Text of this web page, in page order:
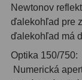
SII2
Planetárne
Farebné66
Newtonov
ďalekohľad pre
ďalekohľad má
Optika 150/750:
Numerická